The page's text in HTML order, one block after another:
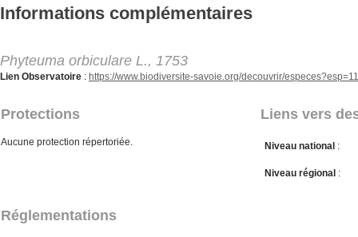
Aller au contenu principal
Informations complémentaires
Phyteuma orbiculare L., 1753
Lien Observatoire : https://www.biodiversite-savoie.org/decouvrir/
Protections Liens vers
Aucune protection répertoriée. Niveau national :
Niveau régional :
Réglementations